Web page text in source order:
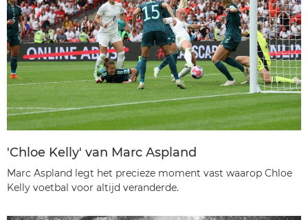
'Chloe Kelly' van Marc Aspland
Marc Aspland legt het precieze moment vast waarop Chloe
Kelly voetbal voor altijd veranderde.